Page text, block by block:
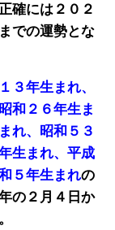
確には２０２
での運勢とな
３年生まれ、
和２６年生ま
れ、昭和５３
生まれ、平成
５年生まれの
の２月４日か